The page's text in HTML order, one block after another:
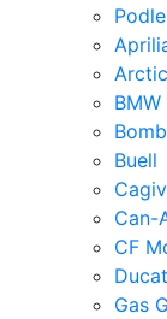
BMW
Buell
Can-
CF
Gas